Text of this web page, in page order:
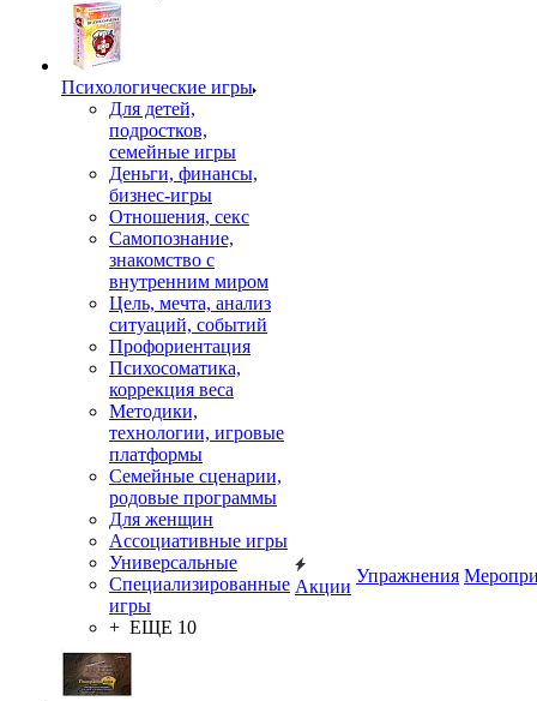
Психологические игры
Для детей,
подростков,
семейные игры
Деньги, финансы,
бизнес-игры
Отношения, секс
Самопознание,
знакомство с
внутренним миром
Цель, мечта, анализ
ситуаций, событий
Профориентация
Психосоматика,
коррекция веса
Методики,
технологии, игровые
платформы
Семейные сценарии,
родовые программы
Для женщин
Ассоциативные игры
Универсальные
Специализированные
игры
+ ЕЩЕ 10
Акции
Упражнения